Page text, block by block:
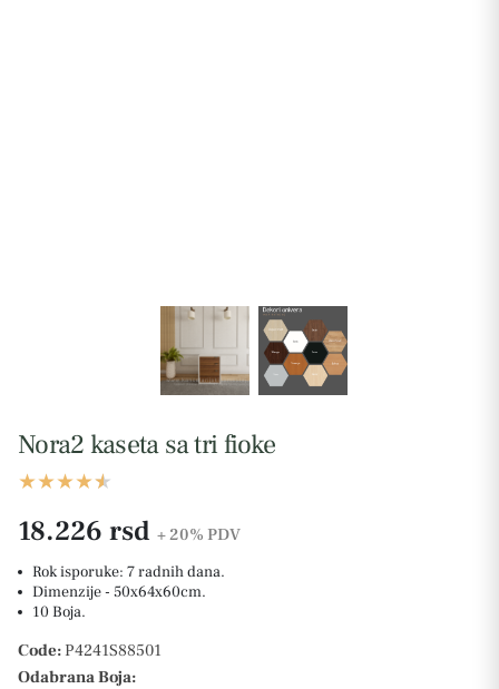
Nora2 kaseta sa tri fioke
18.226 rsd + 20% PDV
Rok isporuke: 7 radnih dana.
Dimenzije - 50x64x60cm.
10 Boja.
Code: P4241S88501
Odabrana Boja: